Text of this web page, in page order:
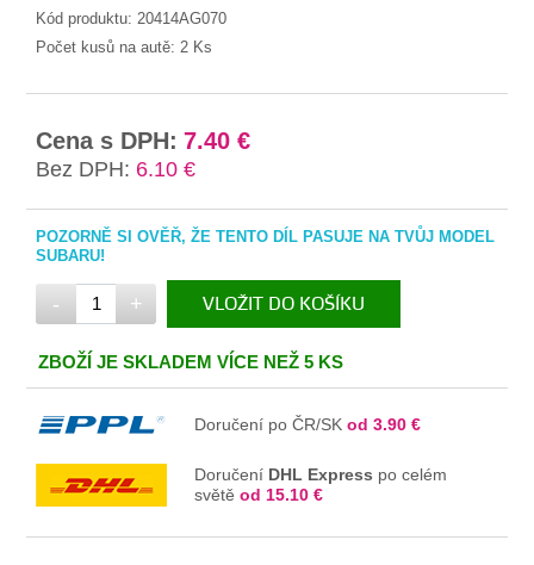
Kód produktu: 20414AG070
Počet kusů na autě: 2 Ks
Cena s DPH: 7.40 €
Bez DPH: 6.10 €
POZORNĚ SI OVĚŘ, ŽE TENTO DÍL PASUJE NA TVŮJ MODEL
SUBARU!
- + VLOŽIT DO KOŠÍKU
V KOŠÍKU
ZBOŽÍ JE SKLADEM VÍCE NEŽ 5 KS
Doručení po ČR/SKod 3.90 €
Doručení DHL Express po celém
světěod 15.10 €